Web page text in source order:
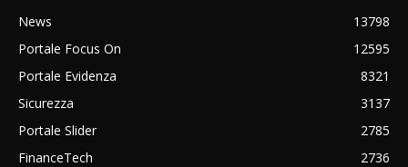
News
13798
Portale Focus On
12595
Portale Evidenza
8321
Sicurezza
3137
Portale Slider
2785
FinanceTech
2736